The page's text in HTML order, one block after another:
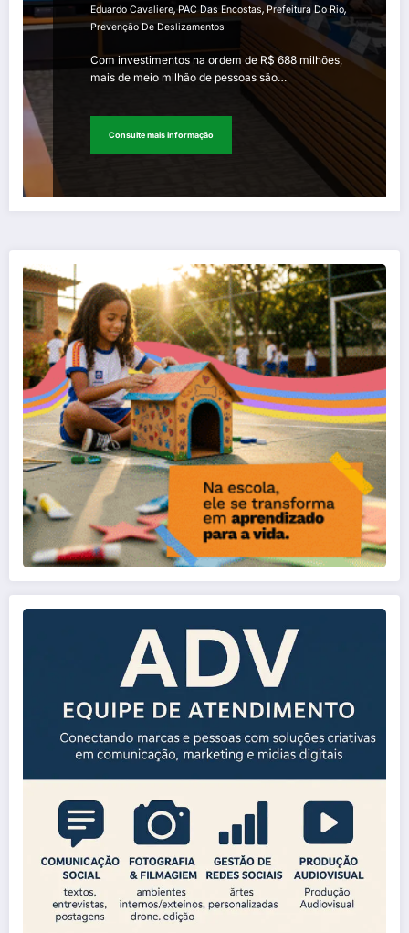
prevenção de deslizamentos
Eduardo Cavaliere,PAC Das Encostas, Prefeitura Do Rio,
Prevenção De Deslizamentos
Com investimentos na ordem de R$ 688 milhões,
mais de meio milhão de pessoas são…
Consulte mais informação